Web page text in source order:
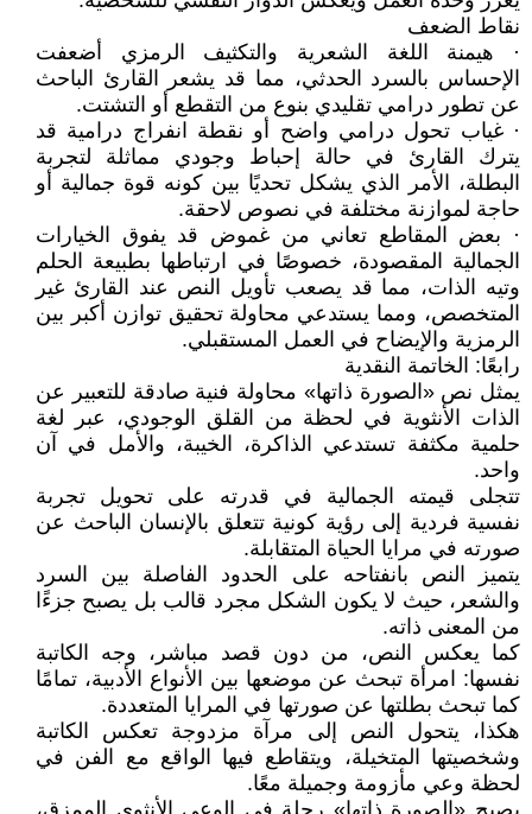
نقاط الضعف
· هيمنة اللغة الشعرية والتكثيف الرمزي أضعفت
الإحساس بالسرد الحدثي، مما قد يشعر القارئ الباحث
عن تطور درامي تقليدي بنوع من التقطع أو التشتت.
· غياب تحول درامي واضح أو نقطة انفراج درامية قد
يترك القارئ في حالة إحباط وجودي مماثلة لتجربة
البطلة، الأمر الذي يشكل تحديًا بين كونه قوة جمالية أو
حاجة لموازنة مختلفة في نصوص لاحقة.
· بعض المقاطع تعاني من غموض قد يفوق الخيارات
الجمالية المقصودة، خصوصًا في ارتباطها بطبيعة الحلم
وتيه الذات، مما قد يصعب تأويل النص عند القارئ غير
المتخصص، ومما يستدعي محاولة تحقيق توازن أكبر بين
الرمزية والإيضاح في العمل المستقبلي.
رابعًا: الخاتمة النقدية
يمثل نص «الصورة ذاتها» محاولة فنية صادقة للتعبير عن
الذات الأنثوية في لحظة من القلق الوجودي، عبر لغة
حلمية مكثفة تستدعي الذاكرة، الخيبة، والأمل في آن
واحد.
تتجلى قيمته الجمالية في قدرته على تحويل تجربة
نفسية فردية إلى رؤية كونية تتعلق بالإنسان الباحث عن
صورته في مرايا الحياة المتقابلة.
يتميز النص بانفتاحه على الحدود الفاصلة بين السرد
والشعر، حيث لا يكون الشكل مجرد قالب بل يصبح جزءًا
من المعنى ذاته.
كما يعكس النص، من دون قصد مباشر، وجه الكاتبة
نفسها: امرأة تبحث عن موضعها بين الأنواع الأدبية، تمامًا
كما تبحث بطلتها عن صورتها في المرايا المتعددة.
هكذا، يتحول النص إلى مرآة مزدوجة تعكس الكاتبة
وشخصيتها المتخيلة، ويتقاطع فيها الواقع مع الفن في
لحظة وعي مأزومة وجميلة معًا.